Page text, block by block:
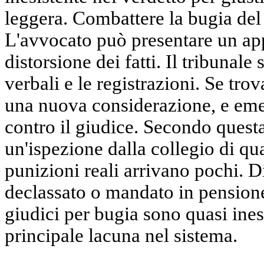
leggera. Combattere la bugia
L'avvocato può presentare un
distorsione dei fatti. Il tribunale
verbali e le registrazioni. Se
una nuova considerazione, e
contro il giudice. Secondo
un'ispezione dalla collegio di
punizioni reali arrivano pochi.
declassato o mandato in
giudici per bugia sono quasi
principale lacuna nel sistema.